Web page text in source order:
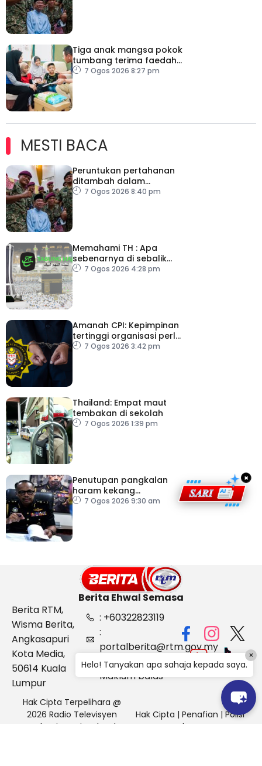
Tiga anak mangsa pokok
tumbang terima faedah
LINDUNG 24 Jam
7 Ogos 2026 8:27 pm
MESTI BACA
Peruntukan pertahanan
ditambah dalam
Belanjawan 2027
7 Ogos 2026 8:40 pm
Memahami TH : Apa
sebenarnya di sebalik
angka
7 Ogos 2026 4:28 pm
Amanah CPI: Kepimpinan
tertinggi organisasi perlu
pacu reformasi radikal
7 Ogos 2026 3:42 pm
Thailand: Empat maut
tembakan di sekolah
7 Ogos 2026 1:39 pm
Penutupan pangkalan
haram kekang
penyeludupan di
7 Ogos 2026 9:30 am
×
Berita Ehwal Semasa
Berita RTM,
Wisma Berita,
Angkasapuri
Kota Media,
50614 Kuala
Lumpur
: +60322823119
:
portalberita@rtm.gov.my
: Aduan &
Maklum balas
Hak Cipta Terpelihara @
2026 Radio Televisyen
Malaysia, Berita Ehwal
Hak Cipta | Penafian | Polisi
Keselamatan
Helo! Tanyakan apa sahaja kepada saya.
×